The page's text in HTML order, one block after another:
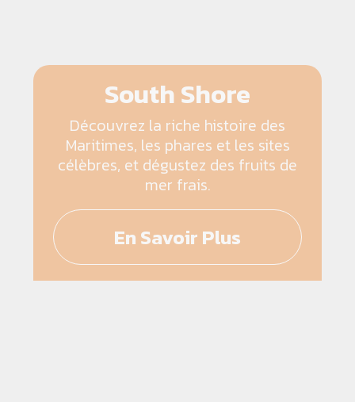
South Shore
Découvrez la riche histoire des
Maritimes, les phares et les sites
célèbres, et dégustez des fruits de
mer frais.
En Savoir Plus